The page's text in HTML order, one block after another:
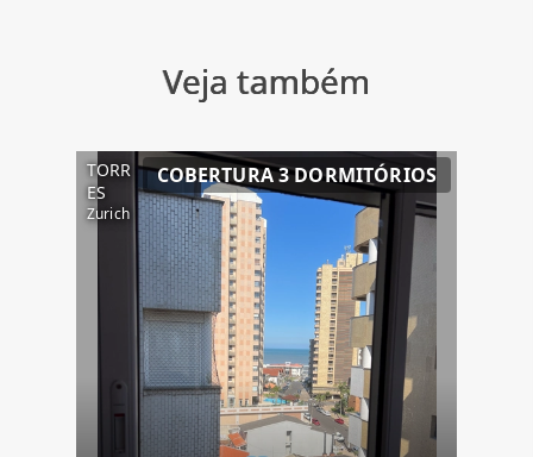
Veja também
TORR
ES
Zurich
COBERTURA 3 DORMITÓRIOS